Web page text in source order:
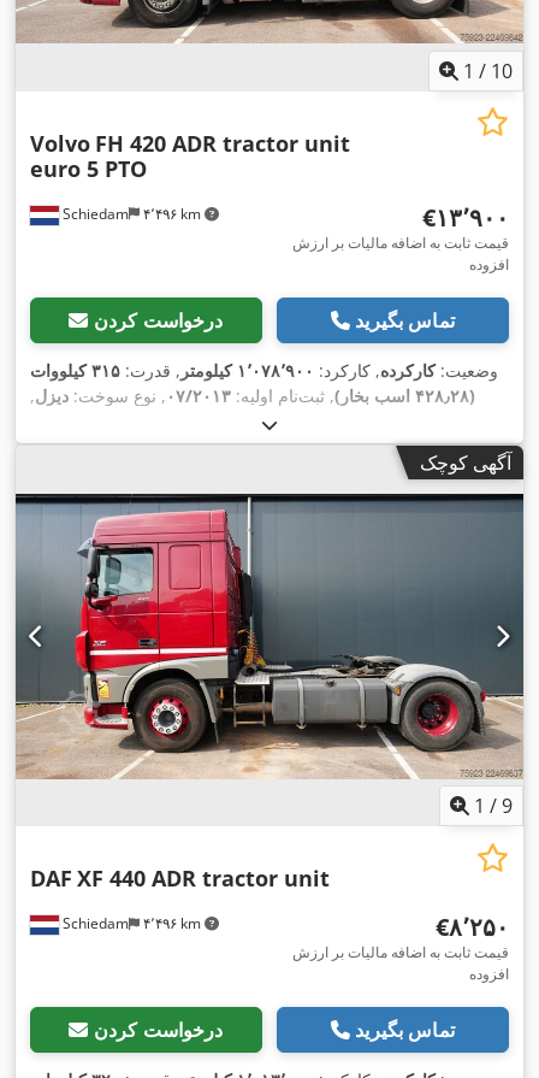
1 / 10
Schiedam ۴٬۴۹۶ km
Volvo FH 420 ADR tractor unit
euro 5 PTO
‎€۱۳٬۹۰۰
قیمت ثابت به اضافه مالیات بر ارزش
افزوده
درخواست کردن تماس بگیرید
وضعیت:کارکرده, کارکرد: ۱٬۰۷۸٬۹۰۰ کیلومتر , قدرت:
۳۱۵ کیلووات
(۴۲۸٫۲۸ اسب بخار)
, ثبت‌نام اولیه: ۰۷/۲۰۱۳ , نوع سوخت: دیزل,
, پیکربندی محور:
محور:۳٬۸۰۰ میلی‌متر , سوخت:دیزل, کابین راننده:کابین خواب, نوع
چرخ‌دنده:خودکار
طول کل:۵٬۹۹۰ میلی‌متر , عرض کل:۲٬۵۲۰ میلی‌متر
, سال ساخت:
۲۰۱۳, تجهیزات:ادبلو, اِی‌بی‌اِس‎, بخاری پارکینگ, تنظیم برقی پنجره,
تهویه مطبوع, قفل مرکزی, کروز کنترل
آگهی کوچک
1 /9
Schiedam ۴٬۴۹۶ km
DAF XF 440 ADR tractor unit
‎€۸٬۲۵۰
قیمت ثابت به اضافه مالیات بر ارزش
افزوده
درخواست کردن تماس بگیرید